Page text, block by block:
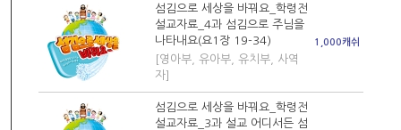
섬김으로 세상을 바꿔요_학령전
설교자료_4과 섬김으로 주님을
나타내요(요1장 19-34)
[영아부, 유아부, 유치부, 사역
자]
1,000캐쉬
섬김으로 세상을 바꿔요_학령전
설교자료_3과 설교 어디서든 섬